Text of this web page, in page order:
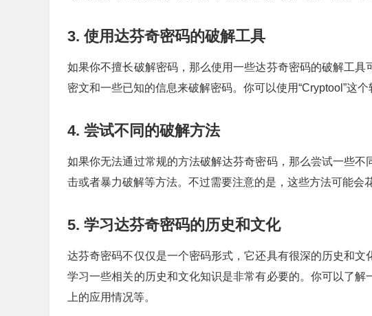
3. 使用达芬奇密码的破解工具
如果你不擅长破解密码，那么使用一些达芬奇密码的破解工
密文和一些已知的信息来破解密码。你可以使用“Cryptool”这个
4. 尝试不同的破解方法
如果你无法通过常规的方法破解达芬奇密码，那么尝试一些
击或者暴力破解等方法。不过需要注意的是，这些方法可能会
5. 学习达芬奇密码的历史和文化
达芬奇密码不仅仅是一个密码形式，它还具有很深的历史和
学习一些相关的历史和文化知识是非常有必要的。你可以了
上的应用情况等。